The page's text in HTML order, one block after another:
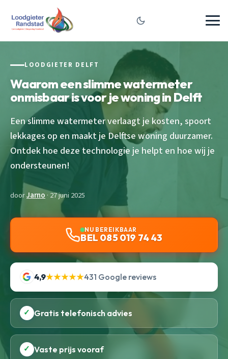
LOODGIETER DELFT
Waarom een slimme watermeter
onmisbaar is voor je woning in Delft
Een slimme watermeter verlaagt je kosten, spoort
lekkages op en maakt je Delftse woning duurzamer.
Ontdek hoe deze technologie je helpt en hoe wij je
ondersteunen!
doorJarno · 27 juni 2025
NU BEREIKBAAR
BEL 085 019 74 43
4,9★★★★★431 Google reviews
✓ Gratis telefonisch advies
✓ Vaste prijs vooraf